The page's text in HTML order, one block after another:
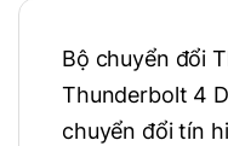
Bộ chuyển đổi
Thunderbolt 4
chuyển đổi tín